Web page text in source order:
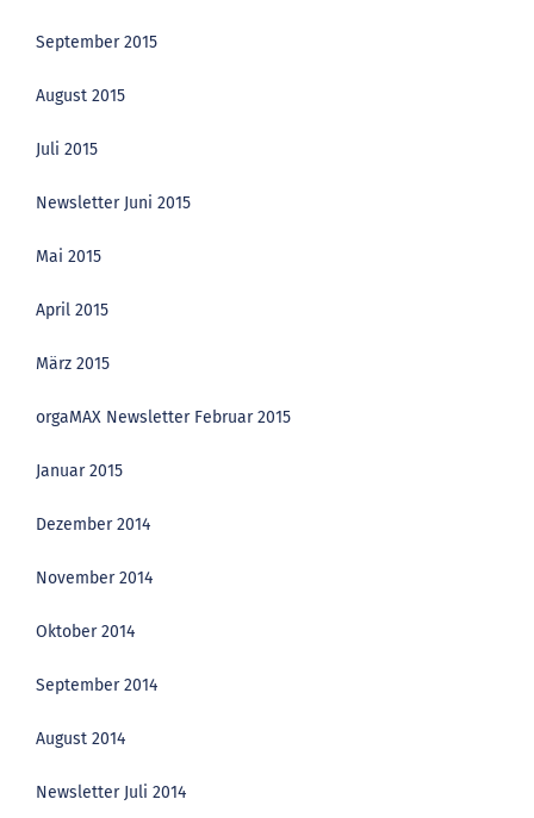
September 2015
August 2015
Juli 2015
Newsletter Juni 2015
Mai 2015
April 2015
März 2015
orgaMAX Newsletter Februar 2015
Januar 2015
Dezember 2014
November 2014
Oktober 2014
September 2014
August 2014
Newsletter Juli 2014